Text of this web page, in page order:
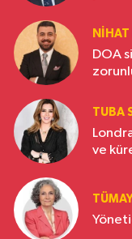
DOA
TUBA
ve